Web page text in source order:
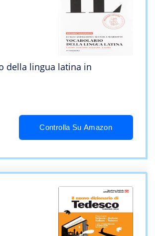
della lingua latina in
Controlla Su Amazon